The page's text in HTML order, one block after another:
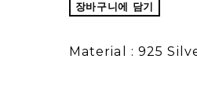
장바구니에 담기
Material : 925